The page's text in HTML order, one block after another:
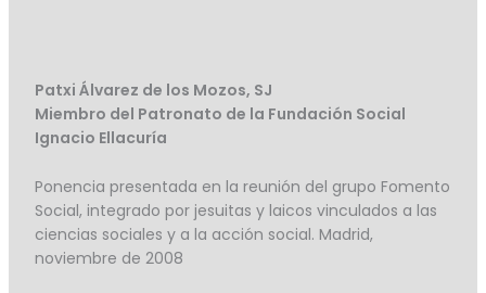
Patxi Álvarez de los Mozos, SJ
Miembro del Patronato de la Fundación Social
Ignacio Ellacuría
Ponencia presentada en la reunión del grupo Fomento
Social, integrado por jesuitas y laicos vinculados a las
ciencias sociales y a la acción social. Madrid,
noviembre de 2008